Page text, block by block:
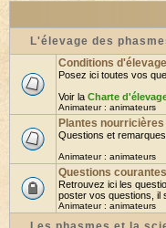
L'élevage des
Conditions d'élevage
Posez ici toutes vos
Voir la Charte
Animateur : animateurs
Plantes nourricières
Questions et
Animateur : animateurs
Questions courantes
Retrouvez ici les
poster vos questions, il
Animateur : animateurs